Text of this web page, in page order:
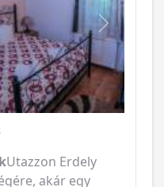
Utazzon Erdely
akár egy